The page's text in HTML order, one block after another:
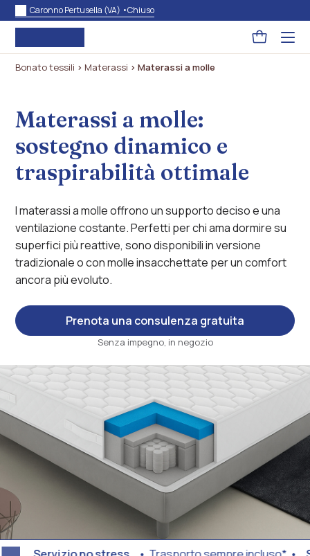
Caronno Pertusella (VA) •Chiuso
Pagina
carrello
Bonato tessili > Materassi >Materassi a molle
Materassi a molle:
sostegno dinamico e
traspirabilità ottimale
I materassi a molle offrono un supporto deciso e una
ventilazione costante. Perfetti per chi ama dormire su
superfici più reattive, sono disponibili in versione
tradizionale o con molle insacchettate per un comfort
ancora più evoluto.
Prenota una consulenza gratuita
Senza impegno, in negozio